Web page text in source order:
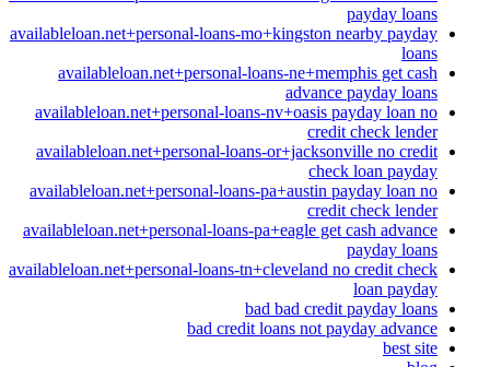
payday loans
availableloan.net+personal-loans-mo+kingston nearby payday
loans
availableloan.net+personal-loans-ne+memphis get cash
advance payday loans
availableloan.net+personal-loans-nv+oasis payday loan no
credit check lender
availableloan.net+personal-loans-or+jacksonville no credit
check loan payday
availableloan.net+personal-loans-pa+austin payday loan no
credit check lender
availableloan.net+personal-loans-pa+eagle get cash advance
payday loans
availableloan.net+personal-loans-tn+cleveland no credit check
loan payday
bad bad credit payday loans
bad credit loans not payday advance
best site